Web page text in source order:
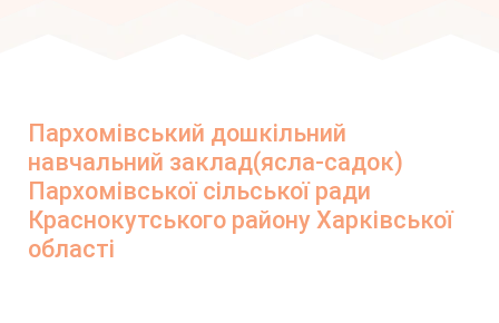
Пархомівський дошкільний
навчальний заклад(ясла-садок)
Пархомівської сільської ради
Краснокутського району Харківської
області